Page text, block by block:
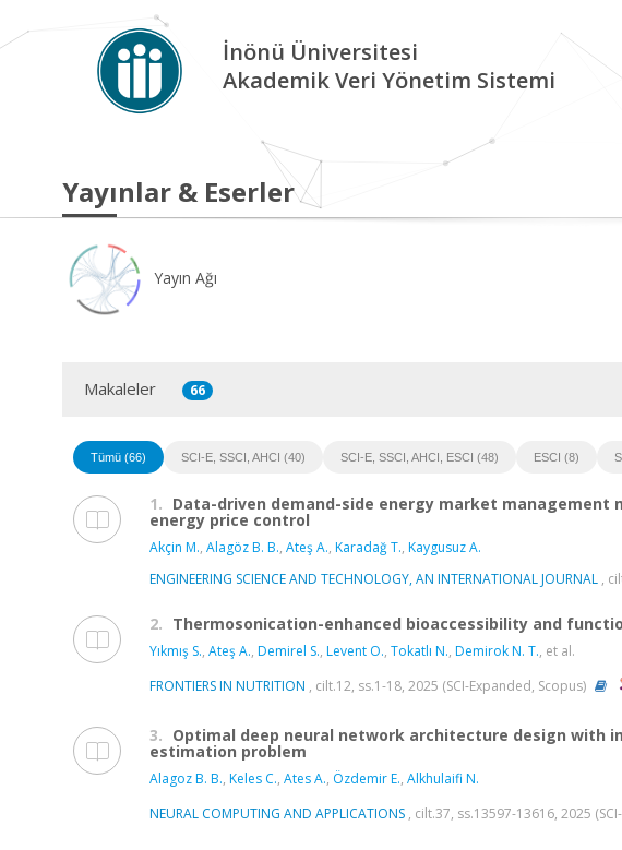
İnönü Üniversitesi
Akademik Veri Yönetim Sistemi
Yayınlar & Eserler
Yayın Ağı
Makaleler 66
Tümü (66) SCI-E, SSCI, AHCI (40) SCI-E, SSCI, AHCI, ESCI (48) ESCI (8)
1. Data-driven demand-side energy market management
energy price control
Akçin M., Alagöz B. B., Ateş A., Karadağ T., Kaygusuz A.
ENGINEERING SCIENCE AND TECHNOLOGY, AN INTERNATIONAL JOURNAL ,
2. Thermosonication-enhanced bioaccessibility and
Yıkmış S., Ateş A., Demirel S., Levent O., Tokatlı N., Demirok N. T., et al.
FRONTIERS IN NUTRITION , cilt.12, ss.1-18, 2025 (SCI-Expanded, Scopus)
3. Optimal deep neural network architecture design with
estimation problem
Alagoz B. B., Keles C., Ates A., Özdemir E., Alkhulaifi N.
NEURAL COMPUTING AND APPLICATIONS , cilt.37, ss.13597-13616, 2025